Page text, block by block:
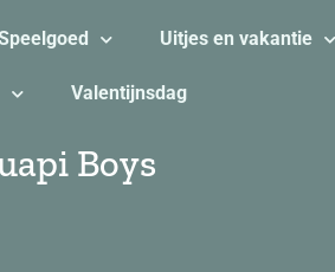
Uitjes en vakantie
Valentijnsdag
Boys